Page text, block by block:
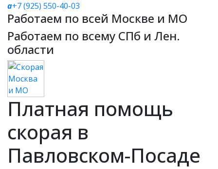
a+7 (925) 550-40-03
Работаем по всей Москве и МО
Работаем по всему СПб и Лен.
области
Платная помощь
скорая в
Павловском-Посаде